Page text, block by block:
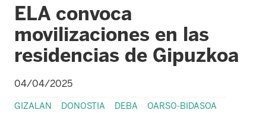
ELA convoca
movilizaciones en las
residencias de Gipuzkoa
04/04/2025
GIZALAN DONOSTIA DEBA OARSO-BIDASOA